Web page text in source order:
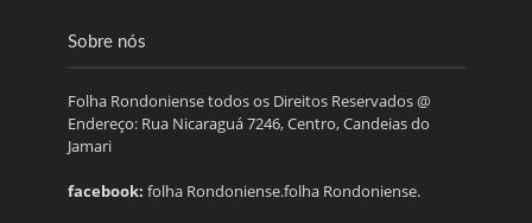
Sobre nós
Folha Rondoniense todos os Direitos Reservados @
Endereço: Rua Nicaraguá 7246, Centro, Candeias do
Jamari
facebook: folha Rondoniense.folha Rondoniense.